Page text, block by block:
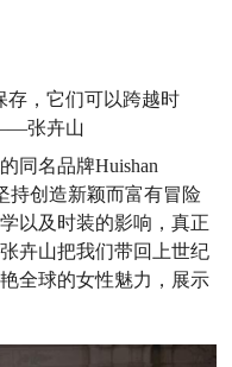
存，它们可以跨越时
张卉山
同名品牌Huishan
持创造新颖而富有冒险
以及时装的影响，真正
卉山把我们带回上世纪
全球的女性魅力，展示